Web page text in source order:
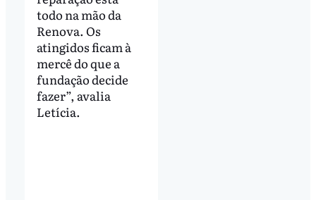
todo na mão da
Renova. Os
atingidos ficam à
mercê do que a
fundação decide
fazer”, avalia
Letícia.